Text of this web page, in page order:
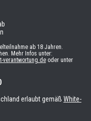
ab 18 Jahren.
Mehr Infos unter:
verantwortung.deoder unter
erlaubt gemäß White-